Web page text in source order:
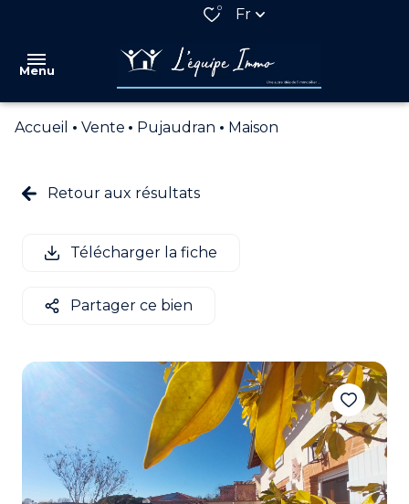
0 Fr
Menu
NOUS
NOS
PARTENAIRES
EMAIL
CONTACTEZ
NOUS
Accueil Vente Pujaudran Maison
Retour aux résultats
Télécharger la fiche
Partager ce bien